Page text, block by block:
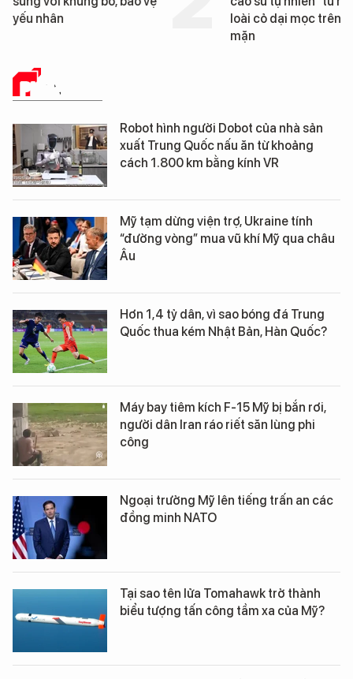
loài cỏ dại mọc trên đất
PHÂN TÍCH
Robot hình người Dobot của nhà sản
xuất Trung Quốc nấu ăn từ khoảng
cách 1.800 km bằng kính VR
Mỹ tạm dừng viện trợ, Ukraine tính
“đường vòng” mua vũ khí Mỹ qua châu
Âu
Hơn 1,4 tỷ dân, vì sao bóng đá Trung
Quốc thua kém Nhật Bản, Hàn Quốc?
Máy bay tiêm kích F-15 Mỹ bị bắn rơi,
người dân Iran ráo riết săn lùng phi
công
Ngoại trưởng Mỹ lên tiếng trấn an các
đồng minh NATO
Tại sao tên lửa Tomahawk trở thành
biểu tượng tấn công tầm xa của Mỹ?